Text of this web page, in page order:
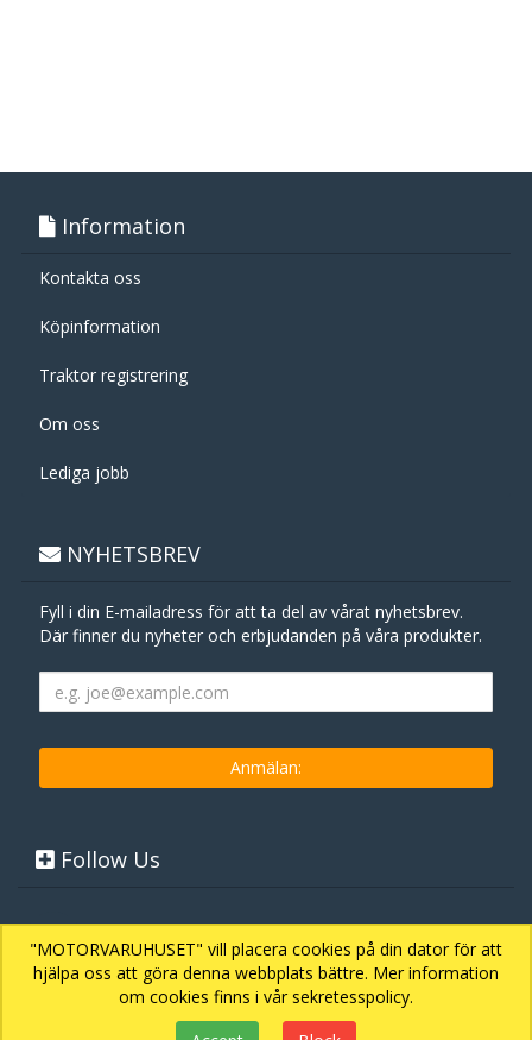
"MOTORVARUHUSET" vill placera cookies på din dator för att
hjälpa oss att göra denna webbplats bättre. Mer information
om cookies finns i vår sekretesspolicy.
Information
Kontakta oss
Köpinformation
Traktor registrering
Om oss
Lediga jobb
NYHETSBREV
Fyll i din E-mailadress för att ta del av vårat nyhetsbrev.
Där finner du nyheter och erbjudanden på våra produkter.
Follow Us